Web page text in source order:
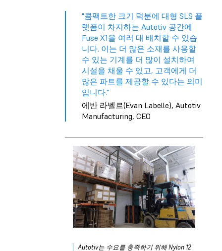
"콤팩트한 크기 덕분에 대형 SLS 플
랫폼이 차지하는 Autotiv 공간에
Fuse X1을 여러 대 배치할 수 있습
니다. 이는 더 많은 소재를 사용할
수 있는 기계를 더 많이 설치하여
시설을 채울 수 있고, 고객에게 더
많은 파트를 제공할 수 있다는 의미
입니다."
에반 라벨르(Evan Labelle), Autotiv
Manufacturing, CEO
Autotiv는 수요를 충족하기 위해 Nylon 12